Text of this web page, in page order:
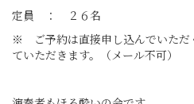
定員 ： ２６名
※ ご予約は直接申し込んでいただ
ていただきます。（メール不可）